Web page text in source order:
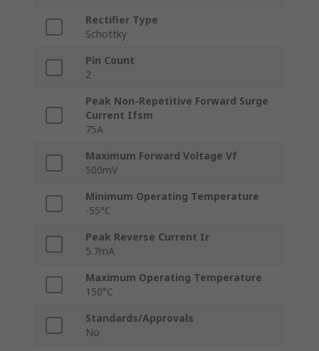
Rectifier Type
Schottky
Pin Count
2
Peak Non-Repetitive Forward Surge
Current Ifsm
75A
Maximum Forward Voltage Vf
500mV
Minimum Operating Temperature
-55°C
Peak Reverse Current Ir
5.7mA
Maximum Operating Temperature
150°C
Standards/Approvals
No